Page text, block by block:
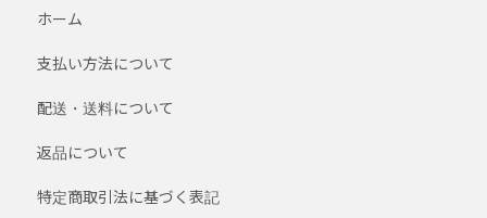
ホーム
支払い方法について
配送・送料について
返品について
特定商取引法に基づく表記